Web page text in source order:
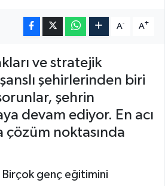
A- A+
ve stratejik
şehirlerinden biri
şehrin
devam ediyor. En acı
çözüm noktasında
genç eğitimini